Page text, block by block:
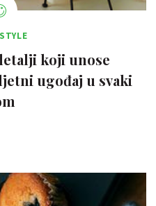
koji unose
ugođaj u svaki